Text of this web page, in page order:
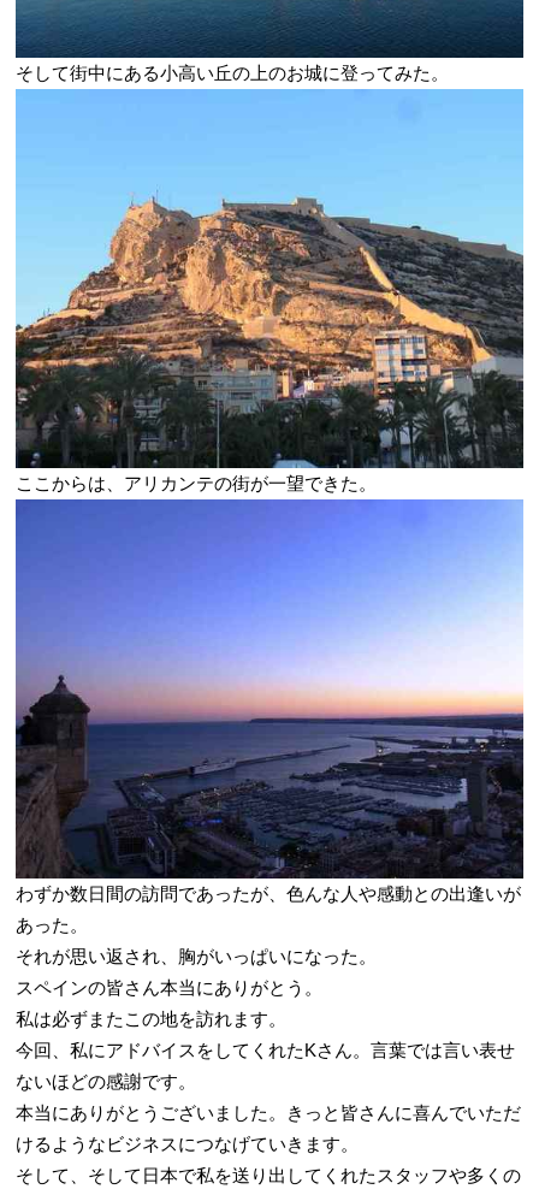
そして街中にある小高い丘の上のお城に登ってみた。
ここからは、アリカンテの街が一望できた。
わずか数日間の訪問であったが、色んな人や感動との出逢いが
あった。
それが思い返され、胸がいっぱいになった。
スペインの皆さん本当にありがとう。
私は必ずまたこの地を訪れます。
今回、私にアドバイスをしてくれたKさん。言葉では言い表せ
ないほどの感謝です。
本当にありがとうございました。きっと皆さんに喜んでいただ
けるようなビジネスにつなげていきます。
そして、そして日本で私を送り出してくれたスタッフや多くの